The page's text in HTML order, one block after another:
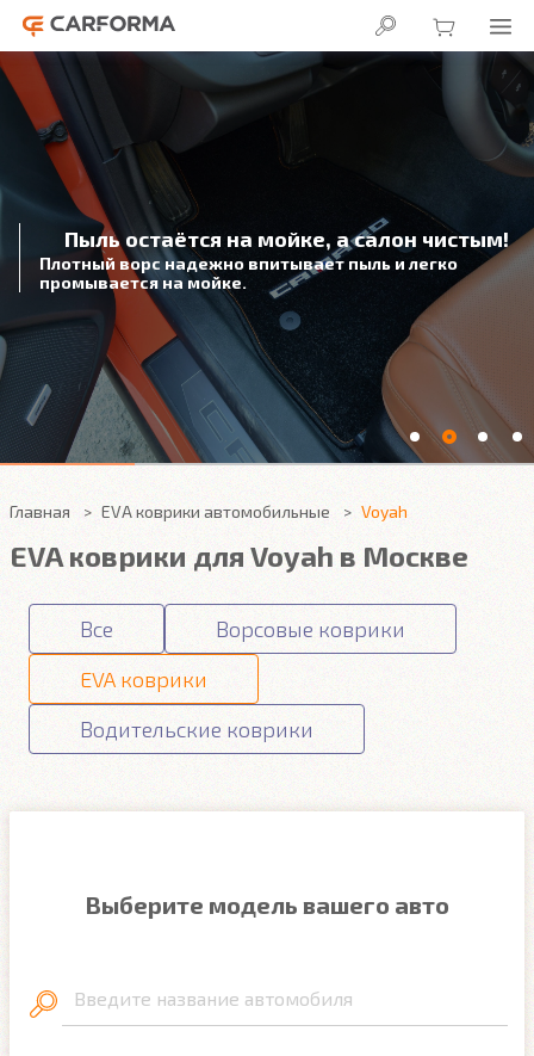
Пыль остаётся на мойке, а салон чистым!
Плотный ворс надежно впитывает пыль и легко
промывается на мойке.
Главная EVA коврики автомобильные Voyah
EVA коврики для Voyah в Москве
Все
Ворсовые коврики
EVA коврики
Водительские коврики
Выберите модель вашего авто
Введите название автомобиля